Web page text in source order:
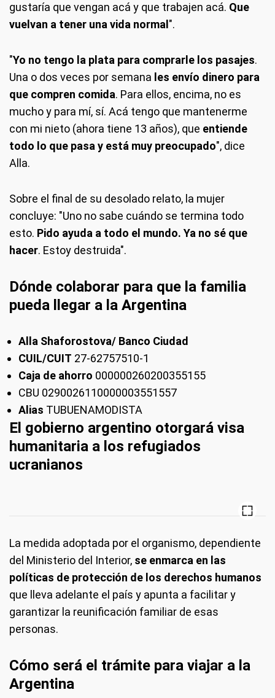
gustaría que vengan acá y que trabajen acá. Que
vuelvan a tener una vida normal ".
"Yo no tengo la plata para comprarle los pasajes.
Una o dos veces por semana les envío dinero para
que compren comida. Para ellos, encima, no es
mucho y para mí, sí. Acá tengo que mantenerme
con mi nieto (ahora tiene 13 años), que entiende
todo lo que pasa y está muy preocupado", dice
Alla.
Sobre el final de su desolado relato, la mujer
concluye: "Uno no sabe cuándo se termina todo
esto. Pido ayuda a todo el mundo. Ya no sé que
hacer. Estoy destruida".
Dónde colaborar para que la familia
pueda llegar a la Argentina
Alla Shaforostova/ Banco Ciudad
CUIL/CUIT 27-62757510-1
Caja de ahorro 000000260200355155
CBU 0290026110000003551557
Alias TUBUENAMODISTA
El gobierno argentino otorgará visa
humanitaria a los refugiados
ucranianos
La medida adoptada por el organismo, dependiente
del Ministerio del Interior, se enmarca en las
políticas de protección de los derechos humanos
que lleva adelante el país y apunta a facilitar y
garantizar la reunificación familiar de esas
personas.
Cómo será el trámite para viajar a la
Argentina